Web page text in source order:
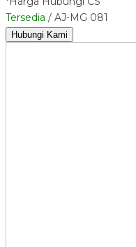
Tersedia / AJ-MG 081
Hubungi Kami